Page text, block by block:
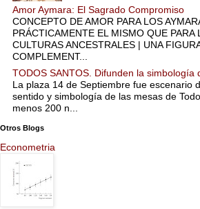
Amor Aymara: El Sagrado Compromiso
CONCEPTO DE AMOR PARA LOS
PRÁCTICAMENTE EL MISMO QUE PARA
CULTURAS ANCESTRALES | UNA
COMPLEMENT...
TODOS SANTOS. Difunden la simbología
La plaza 14 de Septiembre fue escenario
sentido y simbología de las mesas de
menos 200 n...
Otros Blogs
Econometria